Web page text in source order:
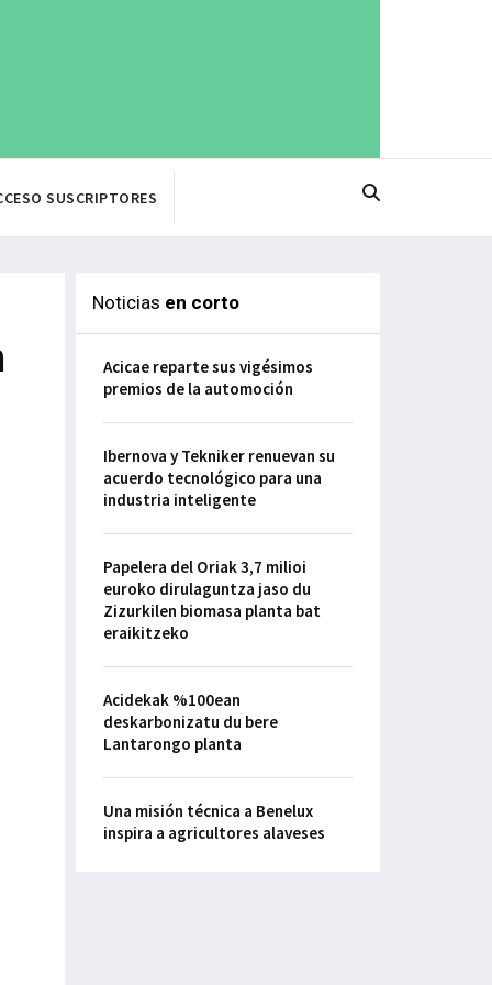
SUSCRIPTORES
Noticias en corto
Acicae reparte sus vigésimos
premios de la automoción
Ibernova y Tekniker renuevan su
acuerdo tecnológico para una
industria inteligente
Papelera del Oriak 3,7 milioi
euroko dirulaguntza jaso du
Zizurkilen biomasa planta bat
eraikitzeko
Acidekak %100ean
deskarbonizatu du bere
Lantarongo planta
Una misión técnica a Benelux
inspira a agricultores alaveses